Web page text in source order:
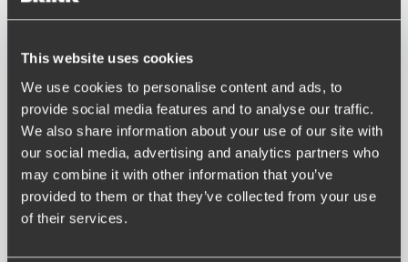
This website uses cookies
We use cookies to personalise content and ads, to
provide social media features and to analyse our traffic.
We also share information about your use of our site with
our social media, advertising and analytics partners who
may combine it with other information that you’ve
provided to them or that they’ve collected from your use
of their services.
Voordelen van Brink
Grootste assortiment trekhaken van Nederland
Trekhaak speciaal afgestemd op uw automerk en model
Veilige, gecertificeerde trekhaken
Montage bij u in de buurt
Diverse trekhaakopties; vaste, wegneembare en